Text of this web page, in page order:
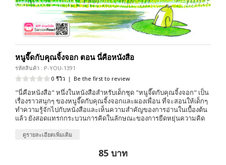
หนูจี๊ดกับคุณจิ้งจอก ตอน นี่คือหนังสือ
รหัสสินค้า : P-YOU-1391
0 รีวิว | Be the first to review
"นี่คือหนังสือ" หนึ่งในหนังสือสำหรับเด็กชุด "หนูจี๊ดกับคุณจิ้งจอก" เป็น
เรื่องราวสนุกๆ ของหนูจี๊ดกับคุณจิ้งจอกและผองเพื่อน ที่จะสอนให้เด็กๆ
ทำความรู้จักไปกับหนังสือและเห็นความสำคัญของการอ่านในเบื้องต้น
แล้ว ยังสอดแทรกกระบวนการคิดในลักษณะของการยืดหยุ่นความคิด
ดูรายละเอียดเพิ่มเติม
85 บาท